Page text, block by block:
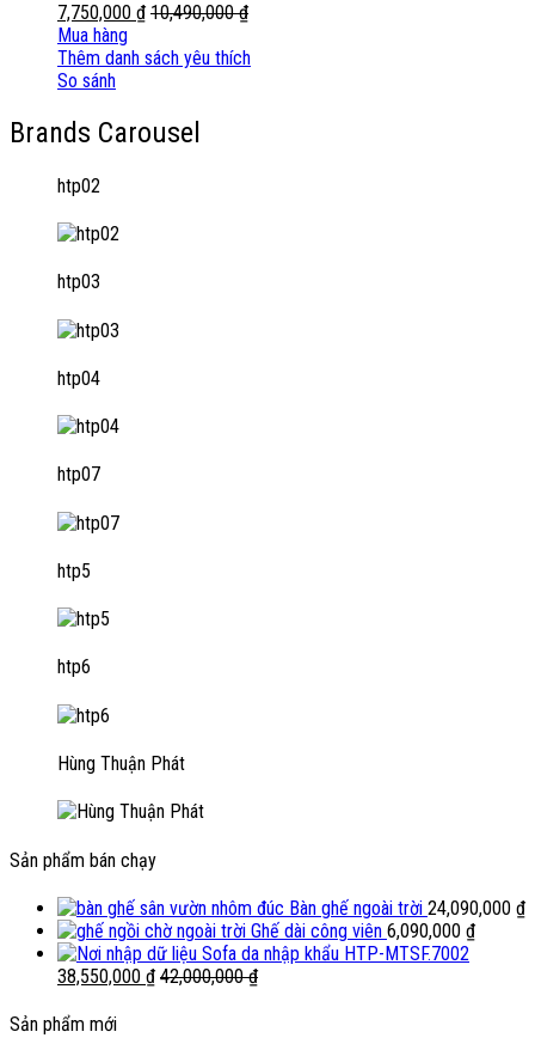
7,750,000 ₫ 10,490,000₫
Mua hàng
Thêm danh sách yêu thích
So sánh
Brands Carousel
htp02
htp03
htp04
htp07
htp5
htp6
Hùng Thuận Phát
Sản phẩm bán chạy
Bàn ghế ngoài trời 24,090,000 ₫
Ghế dài công viên 6,090,000 ₫
Sofa da nhập khẩu HTP-MTSF.7002
38,550,000 ₫ 42,000,000₫
Sản phẩm mới